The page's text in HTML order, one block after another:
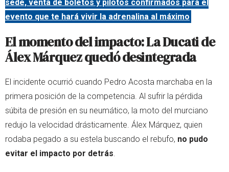
sede, venta de boletos y pilotos confirmados para el
evento que te hará vivir la adrenalina al máximo
El momento del impacto: La Ducati de
Álex Márquez quedó desintegrada
El incidente ocurrió cuando Pedro Acosta marchaba en la
primera posición de la competencia. Al sufrir la pérdida
súbita de presión en su neumático, la moto del murciano
redujo la velocidad drásticamente. Álex Márquez, quien
rodaba pegado a su estela buscando el rebufo, no pudo
evitar el impacto por detrás.